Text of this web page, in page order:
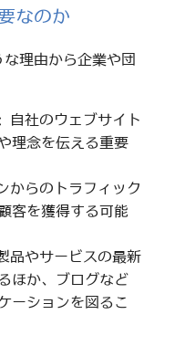
なのか
理由から企業や団
自社のウェブサイト
理念を伝える重要
からのトラフィック
客を獲得する可能
品やサービスの最新
ほか、ブログなど
ーションを図るこ